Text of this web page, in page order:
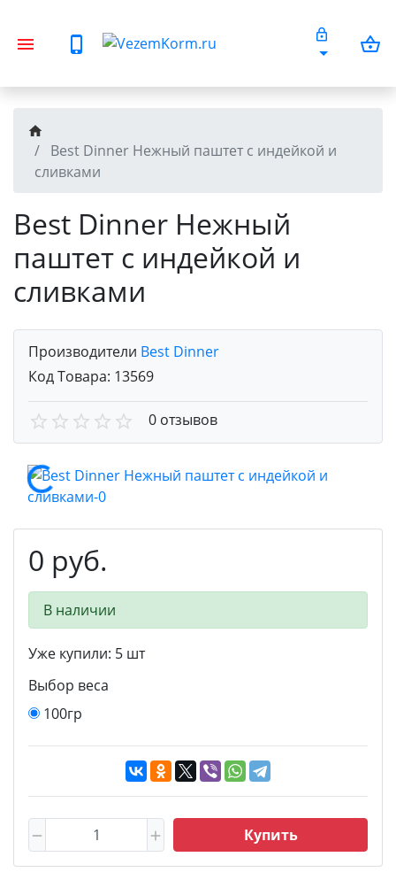
Best Dinner Нежный паштет с индейкой и
сливками
Best Dinner Нежный
паштет с индейкой и
сливками
Производители Best Dinner
Код Товара: 13569
0 отзывов
0 руб.
В наличии
Уже купили: 5 шт
Выбор веса
100гр
Купить